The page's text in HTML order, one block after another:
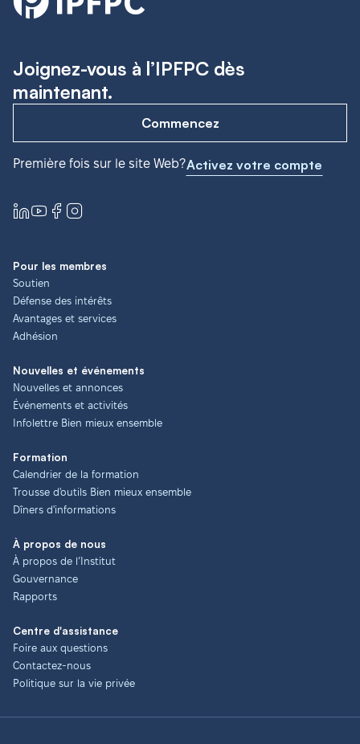
Joignez-vous à l’IPFPC dès
maintenant.
Commencez
Première fois sur le site Web?Activez votre compte
Pour les membres
Soutien
Défense des intérêts
Avantages et services
Adhésion
Nouvelles et événements
Nouvelles et annonces
Événements et activités
Infolettre Bien mieux ensemble
Formation
Calendrier de la formation
Trousse d'outils Bien mieux ensemble
Dîners d'informations
À propos de nous
À propos de l’Institut
Gouvernance
Rapports
Centre d'assistance
Foire aux questions
Contactez-nous
Politique sur la vie privée